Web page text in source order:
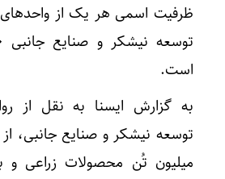
ظرفیت اسمی هر یک از
است.
به گزارش ایسنا به نقل از
میلیون تُن محصولات زراعی و